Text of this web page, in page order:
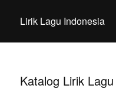
Lirik Lagu Indonesia
Katalog Lirik